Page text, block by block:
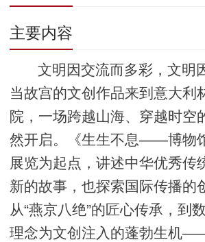
主要内容
文明因交流而多彩，文明
当故宫的文创作品来到意大利
院，一场跨越山海、穿越时空
然开启。《生生不息——博物
展览为起点，讲述中华优秀传
新的故事，也探索国际传播的
从“燕京八绝”的匠心传承，到
理念为文创注入的蓬勃生机